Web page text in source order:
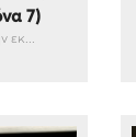
7)
εκ...